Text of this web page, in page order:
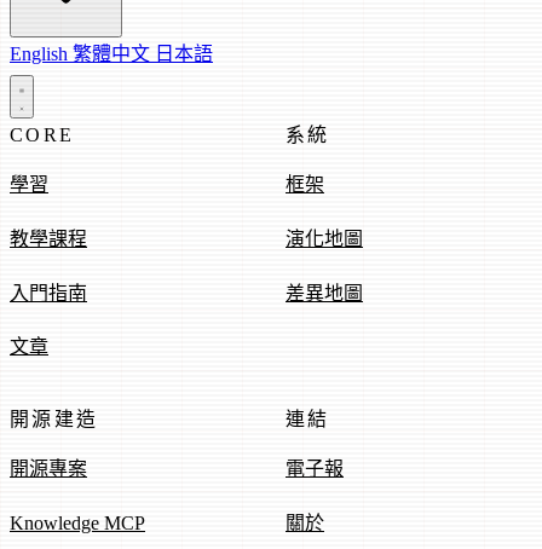
English 繁體中文 日本語
CORE
學習
教學課程
入門指南
文章
系統
框架
演化地圖
差異地圖
開源建造
開源專案
Knowledge MCP
連結
電子報
關於